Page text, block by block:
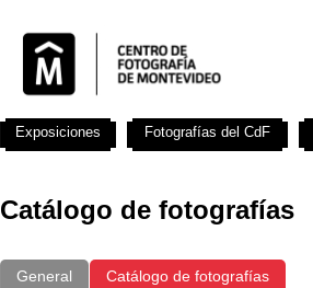
Catálogo de fotografías
General Catálogo de fotografías
Exposiciones Fotografías del CdF